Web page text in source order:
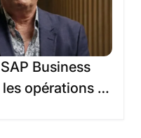
SAP Business
les opérations